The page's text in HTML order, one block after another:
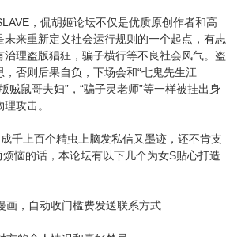
，侃胡姬论坛不仅是优质原创作者和高
来重新定义社会运行规则的一个起点，有志
理盗版猖狂，骗子横行等不良社会风气。盗
否则后果自负，下场会和“七鬼先生江
贼鼠哥夫妇”，“骗子灵老师”等一样被挂出身
攻击。
千上百个精虫上脑发私信又墨迹，还不肯支
恼的话，本论坛有以下几个为女S贴心打造
画，自动收门槛费发送联系方式